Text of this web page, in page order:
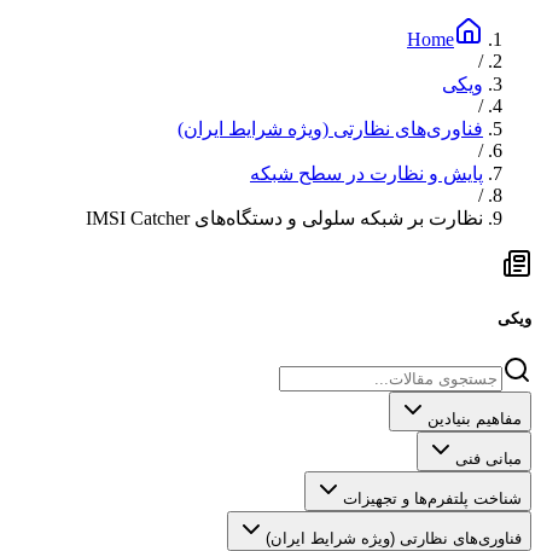
Home
/
ویکی
/
فناوری‌های نظارتی (ویژه شرایط ایران)
/
پایش و نظارت در سطح شبکه
/
نظارت بر شبکه سلولی و دستگاه‌های IMSI Catcher
ویکی
مفاهیم بنیادین
مبانی فنی
شناخت پلتفرم‌ها و تجهیزات
فناوری‌های نظارتی (ویژه شرایط ایران)